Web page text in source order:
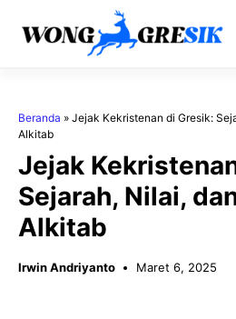
Beranda » Jejak Kekristenan di Gresik:
Alkitab
Jejak
Sejarah, Nilai,
Alkitab
Irwin Andriyanto Maret 6, 2025